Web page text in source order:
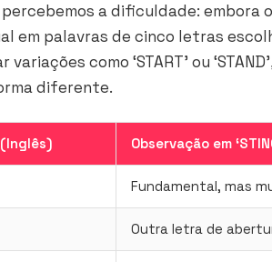
percebemos a dificuldade: embora o
em palavras de cinco letras
como ‘START’ ou
diferente.
Observação em
Fundamental, mas
Outra letra de